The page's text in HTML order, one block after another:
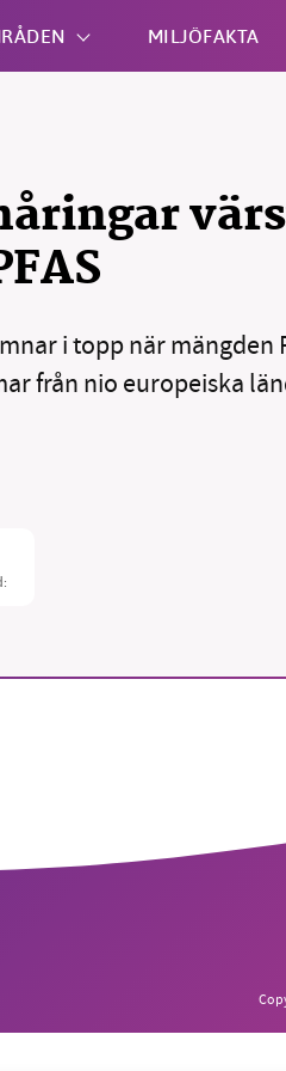
MILJÖFAKTA
i topp när mängden
från nio europeiska
SMB kämpar
ideella